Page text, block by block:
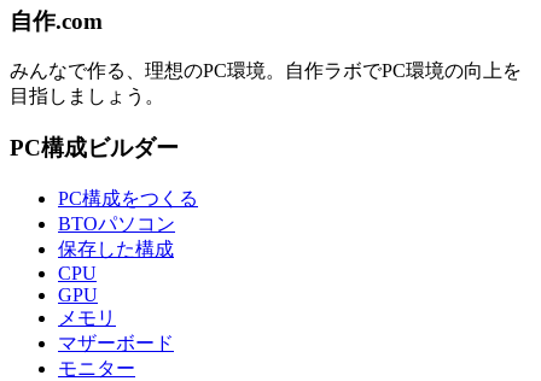
自作.com
みんなで作る、理想のPC環境。 自作ラボでPC環境の向上を
目指しましょう。
PC構成ビルダー
PC構成をつくる
BTOパソコン
保存した構成
CPU
GPU
メモリ
マザーボード
モニター